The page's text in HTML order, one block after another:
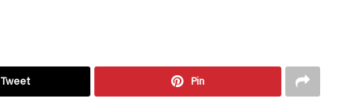
Tweet Pin